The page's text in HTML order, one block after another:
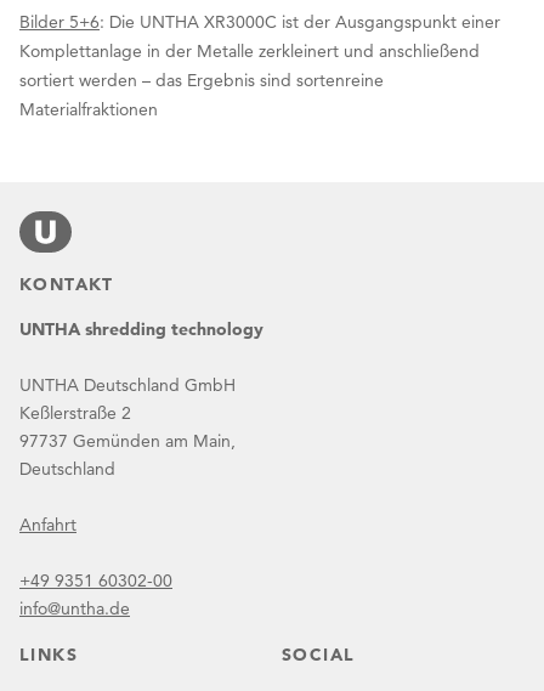
Bilder 5+6: Die UNTHA XR3000C ist der Ausgangspunkt einer
Komplettanlage in der Metalle zerkleinert und anschließend
sortiert werden – das Ergebnis sind sortenreine
Materialfraktionen
KONTAKT
UNTHA shredding technology
UNTHA Deutschland GmbH
Keßlerstraße 2
97737 Gemünden am Main,
Deutschland
Anfahrt
+49 9351 60302-00
info@untha.de
LINKS SOCIAL